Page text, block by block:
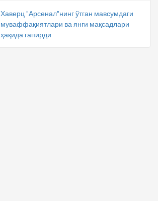
Хаверц "Арсенал"нинг ўтган мавсумдаги
муваффақиятлари ва янги мақсадлари
ҳақида гапирди